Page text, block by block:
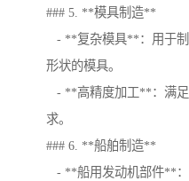
### 5. **模具制造**
- **复杂模具**：用于制
形状的模具。
- **高精度加工**：满足
求。
### 6. **船舶制造**
- **船用发动机部件**：